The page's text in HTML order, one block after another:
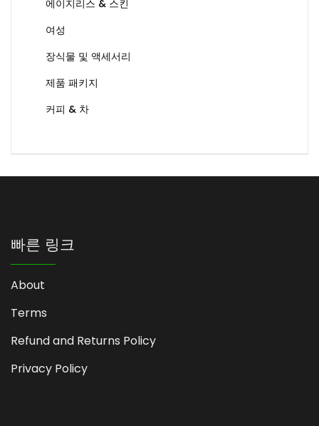
에이지리스 & 스킨
여성
장식물 및 액세서리
제품 패키지
커피 & 차
빠른 링크
About
Terms
Refund and Returns Policy
Privacy Policy